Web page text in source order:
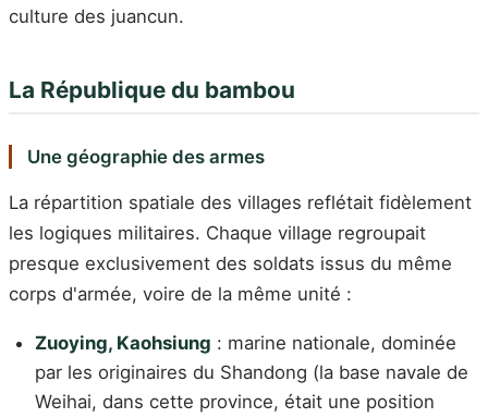
culture des juancun.
La République du bambou
Une géographie des armes
La répartition spatiale des villages reflétait fidèlement
les logiques militaires. Chaque village regroupait
presque exclusivement des soldats issus du même
corps d'armée, voire de la même unité :
Zuoying, Kaohsiung : marine nationale, dominée
par les originaires du Shandong (la base navale de
Weihai, dans cette province, était une position